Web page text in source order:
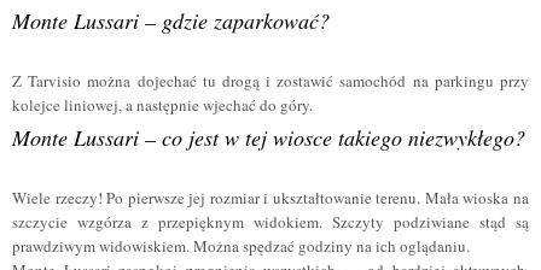
Monte Lussari – gdzie zaparkować?
Z Tarvisio można dojechać tu drogą i zostawić samochód na parkingu przy
kolejce liniowej, a następnie wjechać do góry.
Monte Lussari – co jest w tej wiosce takiego niezwykłego?
Wiele rzeczy! Po pierwsze jej rozmiar i ukształtowanie terenu. Mała wioska na
szczycie wzgórza z przepięknym widokiem. Szczyty podziwiane stąd są
prawdziwym widowiskiem.Można spędzać godziny na ich oglądaniu.